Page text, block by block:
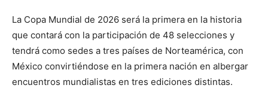
La Copa Mundial de 2026 será la primera en la historia
que contará con la participación de 48 selecciones y
tendrá como sedes a tres países de Norteamérica, con
México convirtiéndose en la primera nación en albergar
encuentros mundialistas en tres ediciones distintas.